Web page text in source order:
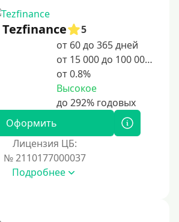
Tezfinance
5
от 60 до 365 дней
от 15 000 до 100 000 ₽
от 0.8%
Высокое
Оформить
Лицензия ЦБ:
№ 2110177000037
Подробнее